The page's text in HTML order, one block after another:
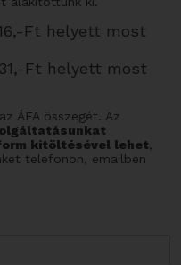
Ft helyett most
Ft helyett most
ÁFA összegét. Az
kitöltésével lehet,
telefonon, emailben